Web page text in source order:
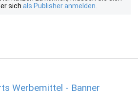
sich als Publisher anmelden
Werbemittel - Banner